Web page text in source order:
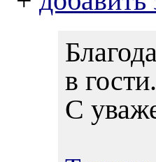
в гости.
С